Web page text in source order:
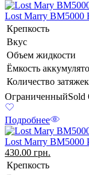
Lost Marry BM5000
Крепкость
Вкус
Объем жидкости
Ёмкость
Количество затяжек
ОграниченныйSold
Подробнее
Lost Marry BM5000
430.00 грн.
Крепкость